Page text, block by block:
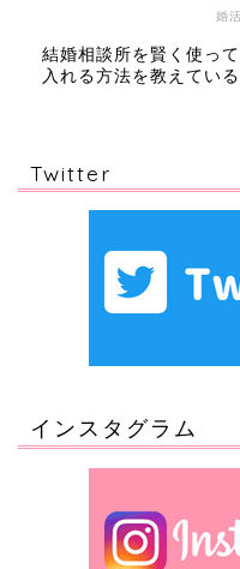
婚
結婚相談所を賢く使っ
入れる方法を教えてい
Twitter
インスタグラム